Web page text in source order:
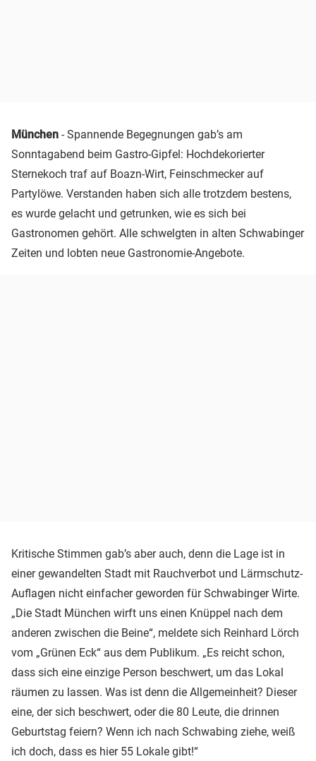
München - Spannende Begegnungen gab’s am
Sonntagabend beim Gastro-Gipfel: Hochdekorierter
Sternekoch traf auf Boazn-Wirt, Feinschmecker auf
Partylöwe. Verstanden haben sich alle trotzdem bestens,
es wurde gelacht und getrunken, wie es sich bei
Gastronomen gehört. Alle schwelgten in alten Schwabinger
Zeiten und lobten neue Gastronomie-Angebote.
Kritische Stimmen gab’s aber auch, denn die Lage ist in
einer gewandelten Stadt mit Rauchverbot und Lärmschutz-
Auflagen nicht einfacher geworden für Schwabinger Wirte.
„Die Stadt München wirft uns einen Knüppel nach dem
anderen zwischen die Beine“, meldete sich Reinhard Lörch
vom „Grünen Eck“ aus dem Publikum. „Es reicht schon,
dass sich eine einzige Person beschwert, um das Lokal
räumen zu lassen. Was ist denn die Allgemeinheit? Dieser
eine, der sich beschwert, oder die 80 Leute, die drinnen
Geburtstag feiern? Wenn ich nach Schwabing ziehe, weiß
ich doch, dass es hier 55 Lokale gibt!“